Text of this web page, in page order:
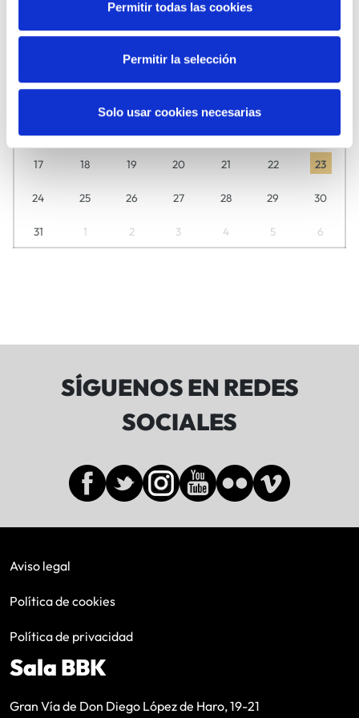
Permitir todas las cookies
Permitir la selección
Solo usar cookies necesarias
L M M J V S D
29 30 31
17 18 19 20 21 22 23
24 25 26 27 28 29 30
31 1 2 3 4 5 6
SÍGUENOS EN REDES
SOCIALES
Aviso legal
Política de cookies
Política de privacidad
Sala BBK
Gran Vía de Don Diego López de Haro, 19-21